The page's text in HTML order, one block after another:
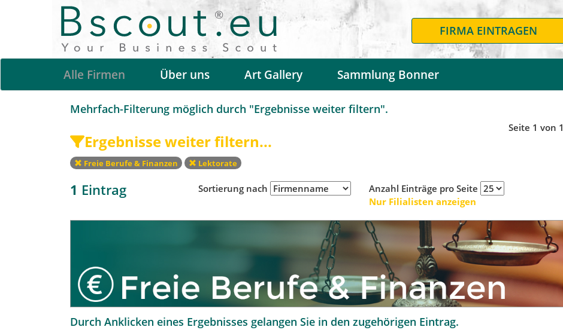
FIRMA EINTRAGEN
Alle Firmen Über uns Art Gallery Sammlung Bonner
Mehrfach-Filterung möglich durch "Ergebnisse weiter filtern".
Ergebnisse weiter filtern...
Seite 1 von 1
Freie Berufe & Finanzen Lektorate
1 Eintrag Sortierung nach
Anzahl Einträge pro Seite
Nur Filialisten anzeigen
Durch Anklicken eines Ergebnisses gelangen Sie in den zugehörigen Eintrag.